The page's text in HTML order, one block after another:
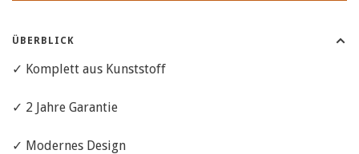
ÜBERBLICK
✓ Komplett aus Kunststoff
✓ 2 Jahre Garantie
✓ Modernes Design